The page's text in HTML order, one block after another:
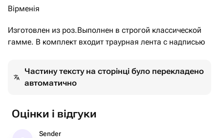
Вірменія
Изготовлен из роз.Выполнен в строгой классической
гамме. В комплект входит траурная лента с надписью
Частину тексту на сторінці було перекладено
автоматично
Оцінки і відгуки
Sender